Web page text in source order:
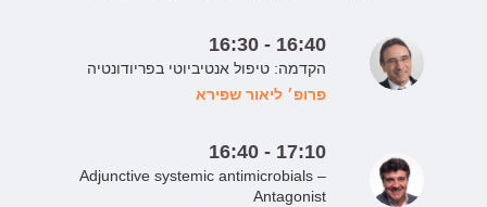
16:30 - 16:40
הקדמה: טיפול אנטיביוטי בפריודונטיה
פרופ׳ ליאור שפירא
16:40 - 17:10
Adjunctive systemic antimicrobials –
Antagonist